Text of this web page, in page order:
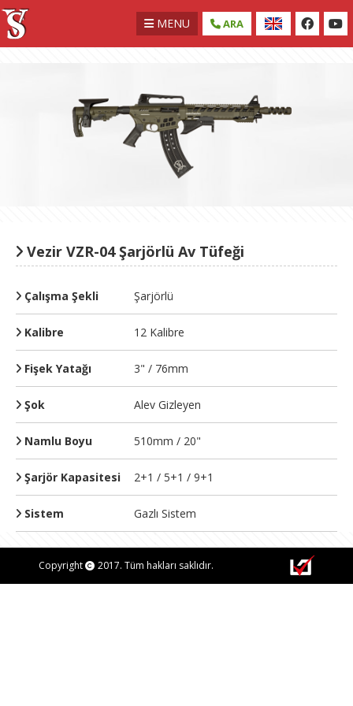
MENU ARA
Vezir VZR-04 Şarjörlü Av Tüfeği
Çalışma Şekli Şarjörlü
Kalibre 12 Kalibre
Fişek Yatağı 3" / 76mm
Şok Alev Gizleyen
Namlu Boyu 510mm / 20"
Şarjör Kapasitesi 2+1 / 5+1 / 9+1
Sistem Gazlı Sistem
Copyright 2017. Tüm hakları saklıdır.